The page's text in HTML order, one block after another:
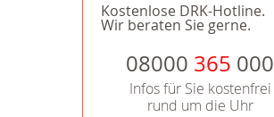
Kostenlose DRK-Hotline.
Wir beraten Sie gerne.
08000 365 000
Infos für Sie kostenfrei
rund um die Uhr